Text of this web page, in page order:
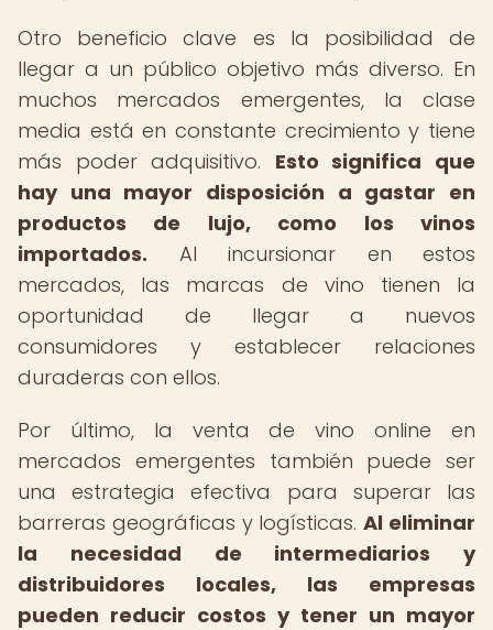
Otro beneficio clave es la posibilidad de
llegar a un público objetivo más diverso. En
muchos mercados emergentes, la clase
media está en constante crecimiento y tiene
más poder adquisitivo. Esto significa que
hay una mayor disposición a gastar en
productos de lujo, como los vinos
importados. Al incursionar en estos
mercados, las marcas de vino tienen la
oportunidad de llegar a nuevos
consumidores y establecer relaciones
duraderas con ellos.
Por último, la venta de vino online en
mercados emergentes también puede ser
una estrategia efectiva para superar las
barreras geográficas y logísticas.Al eliminar
la necesidad de intermediarios y
distribuidores locales, las empresas
pueden reducir costos y tener un mayor